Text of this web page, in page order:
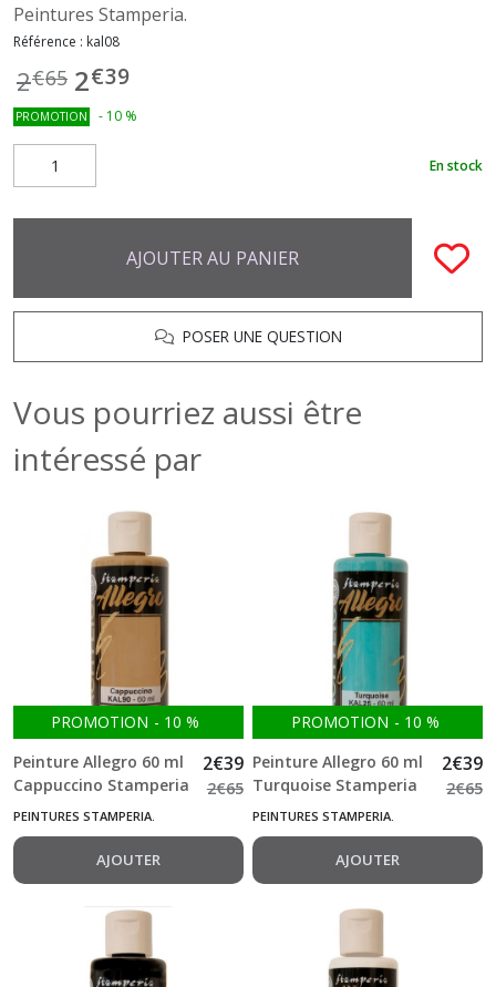
Peintures Stamperia.
Référence : kal08
2€65 2€39
PROMOTION - 10 %
En stock
AJOUTER AU PANIER
POSER UNE QUESTION
Vous pourriez aussi être
intéressé par
PROMOTION - 10 %
Peinture Allegro 60 ml
Cappuccino Stamperia
2€39
2€65
PEINTURES STAMPERIA.
AJOUTER
PROMOTION - 10 %
Peinture Allegro 60 ml
Turquoise Stamperia
2€39
2€65
PEINTURES STAMPERIA.
AJOUTER